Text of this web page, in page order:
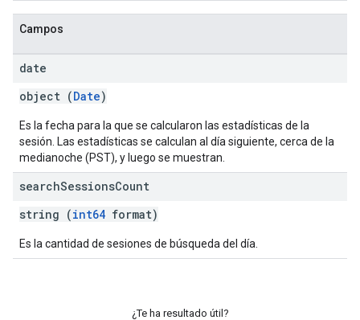
Campos
date
object (Date)
Es la fecha para la que se calcularon las estadísticas de la
sesión. Las estadísticas se calculan al día siguiente, cerca de la
medianoche (PST), y luego se muestran.
searchSessionsCount
string (int64 format)
Es la cantidad de sesiones de búsqueda del día.
¿Te ha resultado útil?